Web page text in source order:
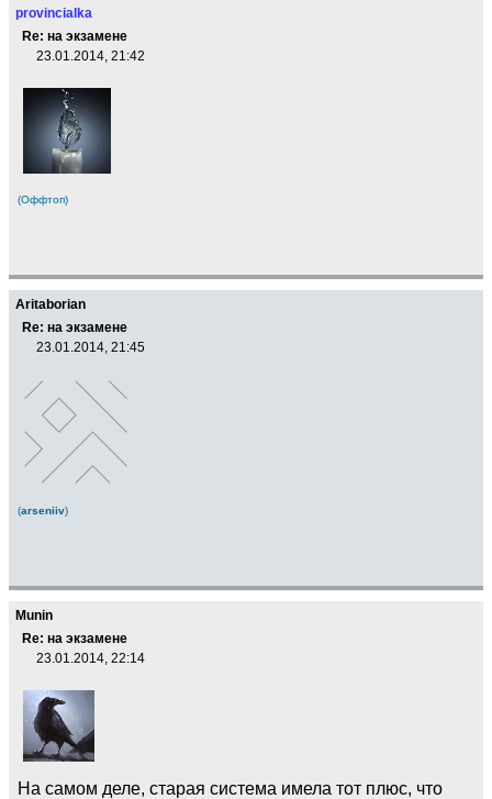
provincialka
Re: на экзамене
23.01.2014, 21:42
(Оффтоп)
Aritaborian
Re: на экзамене
23.01.2014, 21:45
(arseniiv)
Munin
Re: на экзамене
23.01.2014, 22:14
На самом деле, старая система имела тот плюс, что